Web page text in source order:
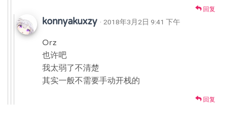
回复
konnyakuxzy · 2018年3月2日 9:41 下午
Orz
也许吧
我太弱了不清楚
其实一般不需要手动开栈的
回复